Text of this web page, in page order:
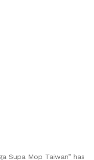
Supa Mop Taiwan” has